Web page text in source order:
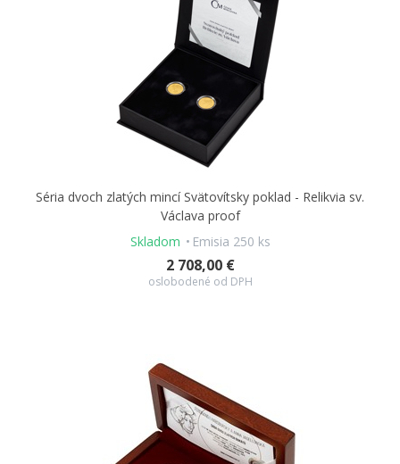
Séria dvoch zlatých mincí Svätovítsky poklad - Relikvia sv.
Václava proof
Skladom
Emisia 250 ks
2 708,00 €
oslobodené od DPH